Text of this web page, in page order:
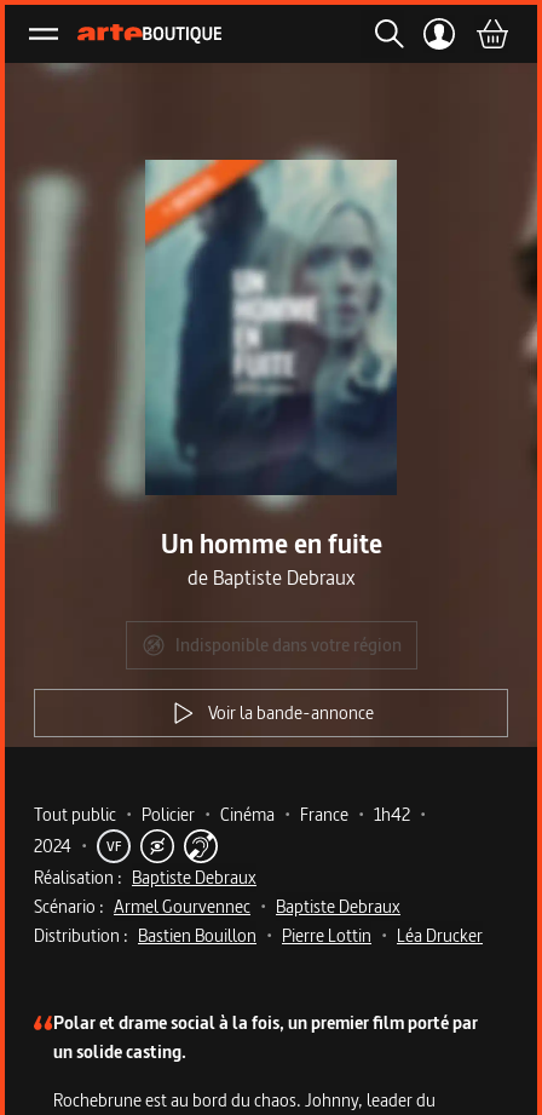
Ouvrir le menu
Un homme en fuite
de Baptiste Debraux
Indisponible dans votre région
Voir la bande-annonce
Metadata du programme
Tout public • Policier • Cinéma • France • 1h42 •
2024 • VF
Réalisation : Baptiste Debraux
Scénario : Armel Gourvennec • Baptiste Debraux
Distribution : Bastien Bouillon • Pierre Lottin • Léa Drucker
Polar et drame social à la fois, un premier film porté par
un solide casting.
Rochebrune est au bord du chaos. Johnny, leader du